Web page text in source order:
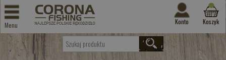
Menu Konto Koszyk